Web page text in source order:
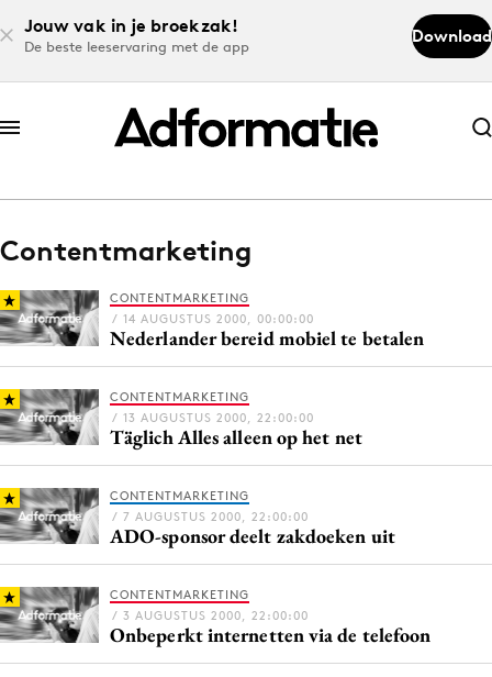
Jouw vak in je broekzak!
De beste leeservaring met de app
Download
Abonneer nu
Abonneer nu
Log in
Download de app
Volg het laatste nieuws via de Adformatie
Nieuws app
Menu
Home
Contentmarketing
CONTENTMARKETING
/ 14 AUGUSTUS 2000, 00:00:00
Nederlander bereid mobiel te betalen
CONTENTMARKETING
/ 13 AUGUSTUS 2000, 22:00:00
Täglich Alles alleen op het net
CONTENTMARKETING
/ 7 AUGUSTUS 2000, 22:00:00
ADO-sponsor deelt zakdoeken uit
CONTENTMARKETING
/ 3 AUGUSTUS 2000, 22:00:00
Onbeperkt internetten via de telefoon